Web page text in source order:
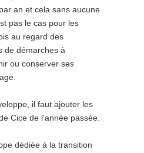
an et cela sans aucune
pas le cas pour les
au regard des
de démarches à
ou conserver ses
il faut ajouter les
Cice de l’année passée.
dédiée à la transition